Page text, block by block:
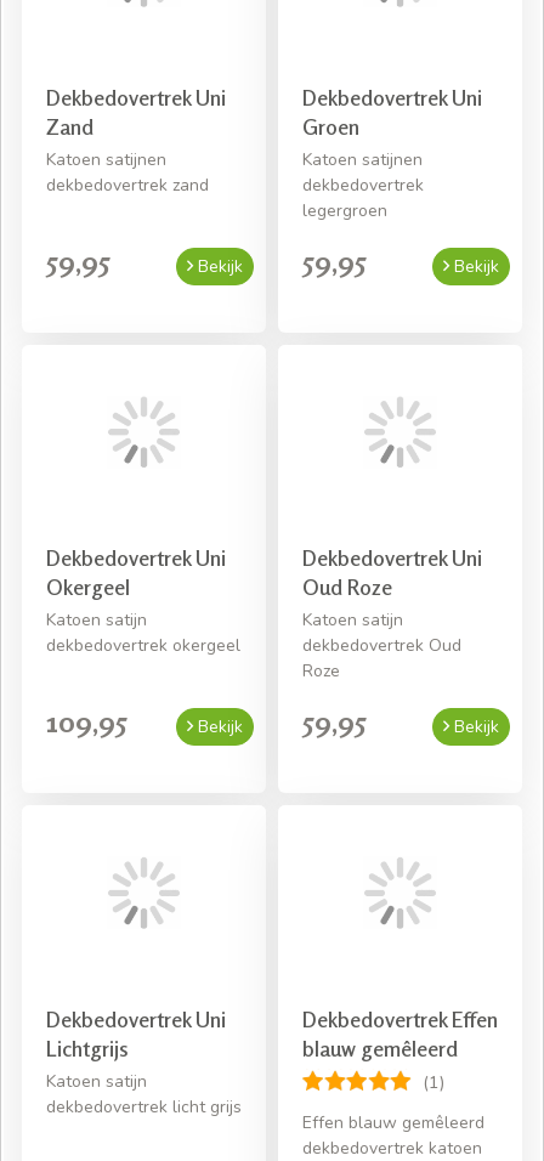
Dekbedovertrek Uni
Zand
Katoen satijnen
dekbedovertrek zand
59,95 Bekijk
Dekbedovertrek Uni
Groen
Katoen satijnen
dekbedovertrek
legergroen
59,95 Bekijk
Dekbedovertrek Uni
Okergeel
Katoen satijn
dekbedovertrek okergeel
109,95 Bekijk
Dekbedovertrek Uni
Oud Roze
Katoen satijn
dekbedovertrek Oud
Roze
59,95 Bekijk
Dekbedovertrek Uni
Lichtgrijs
Katoen satijn
dekbedovertrek licht grijs
Dekbedovertrek Effen
blauw gemêleerd
(1)
Effen blauw gemêleerd
dekbedovertrek katoen